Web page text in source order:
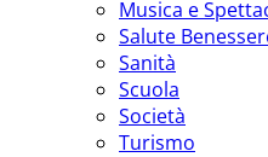
Musica e
Salute
Sanità
Scuola
Società
Turismo